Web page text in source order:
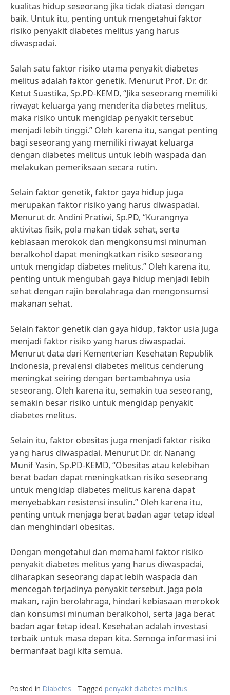
kualitas hidup seseorang jika tidak diatasi dengan
baik. Untuk itu, penting untuk mengetahui faktor
risiko penyakit diabetes melitus yang harus
diwaspadai.
Salah satu faktor risiko utama penyakit diabetes
melitus adalah faktor genetik. Menurut Prof. Dr. dr.
Ketut Suastika, Sp.PD-KEMD, “Jika seseorang memiliki
riwayat keluarga yang menderita diabetes melitus,
maka risiko untuk mengidap penyakit tersebut
menjadi lebih tinggi.” Oleh karena itu, sangat penting
bagi seseorang yang memiliki riwayat keluarga
dengan diabetes melitus untuk lebih waspada dan
melakukan pemeriksaan secara rutin.
Selain faktor genetik, faktor gaya hidup juga
merupakan faktor risiko yang harus diwaspadai.
Menurut dr. Andini Pratiwi, Sp.PD, “Kurangnya
aktivitas fisik, pola makan tidak sehat, serta
kebiasaan merokok dan mengkonsumsi minuman
beralkohol dapat meningkatkan risiko seseorang
untuk mengidap diabetes melitus.” Oleh karena itu,
penting untuk mengubah gaya hidup menjadi lebih
sehat dengan rajin berolahraga dan mengonsumsi
makanan sehat.
Selain faktor genetik dan gaya hidup, faktor usia juga
menjadi faktor risiko yang harus diwaspadai.
Menurut data dari Kementerian Kesehatan Republik
Indonesia, prevalensi diabetes melitus cenderung
meningkat seiring dengan bertambahnya usia
seseorang. Oleh karena itu, semakin tua seseorang,
semakin besar risiko untuk mengidap penyakit
diabetes melitus.
Selain itu, faktor obesitas juga menjadi faktor risiko
yang harus diwaspadai. Menurut Dr. dr. Nanang
Munif Yasin, Sp.PD-KEMD, “Obesitas atau kelebihan
berat badan dapat meningkatkan risiko seseorang
untuk mengidap diabetes melitus karena dapat
menyebabkan resistensi insulin.” Oleh karena itu,
penting untuk menjaga berat badan agar tetap ideal
dan menghindari obesitas.
Dengan mengetahui dan memahami faktor risiko
penyakit diabetes melitus yang harus diwaspadai,
diharapkan seseorang dapat lebih waspada dan
mencegah terjadinya penyakit tersebut. Jaga pola
makan, rajin berolahraga, hindari kebiasaan merokok
dan konsumsi minuman beralkohol, serta jaga berat
badan agar tetap ideal. Kesehatan adalah investasi
terbaik untuk masa depan kita. Semoga informasi ini
bermanfaat bagi kita semua.
Posted in Diabetes Tagged penyakit diabetes melitus